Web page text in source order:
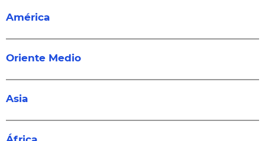
América
Oriente Medio
Asia